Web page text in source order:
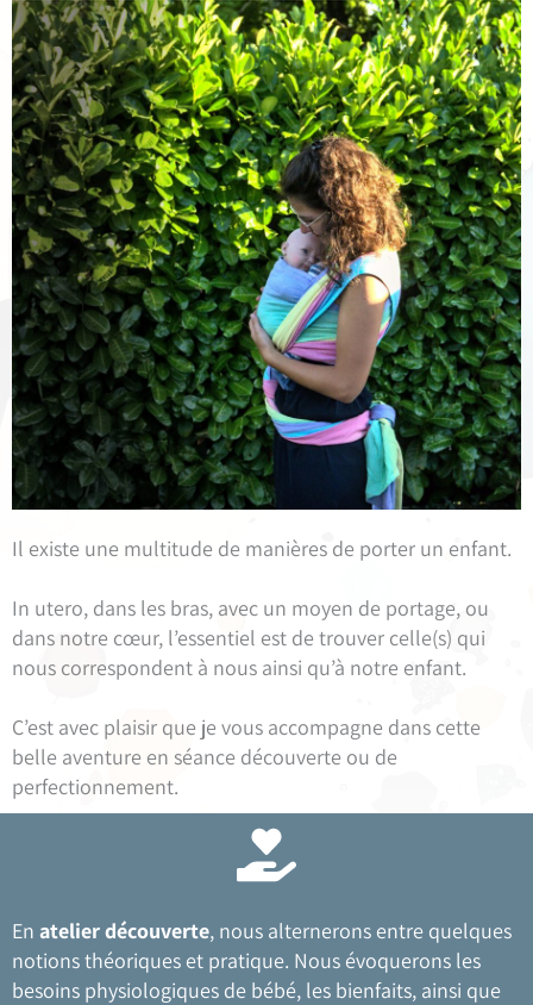
Il existe une multitude de manières de porter un enfant.
In utero, dans les bras, avec un moyen de portage, ou
dans notre cœur, l’essentiel est de trouver celle(s) qui
nous correspondent à nous ainsi qu’à notre enfant.
C’est avec plaisir que je vous accompagne dans cette
belle aventure en séance découverte ou de
perfectionnement.
En atelier découverte, nous alternerons entre quelques
notions théoriques et pratique. Nous évoquerons les
besoins physiologiques de bébé, les bienfaits, ainsi que